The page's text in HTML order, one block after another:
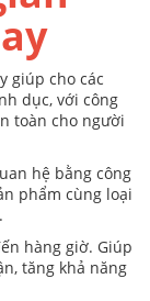
giúp cho các
dục, với công
toàn cho người
hệ bằng công
phẩm cùng loại
hàng giờ. Giúp
tăng khả năng